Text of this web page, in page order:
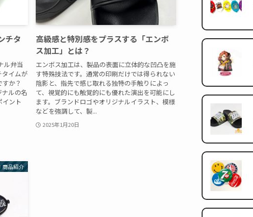
チタ
ル弁当
イムが
か？
ナルの名
ント
高級感と特別感をプラスする「エンボ
ス加工」とは？
エンボス加工は、製品の表面に立体的な凹凸を施
す特殊技法です。通常の印刷だけでは得られない
陰影と、指先で感じ取れる独特の手触りによっ
て、視覚的にも触覚的にも優れた演出を可能にし
ます。ブランドロゴやオリジナルイラスト、模様
などを強調して、製...
2025年1月20日
商品紹介